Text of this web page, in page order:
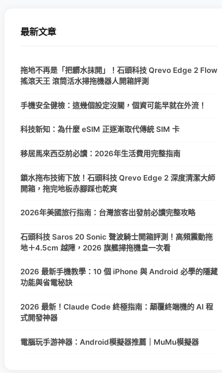
最新文章
拖地不再是「把髒水抹開」！石頭科技 Qrevo Edge 2 Flow
搖滾天王 滾筒活水掃拖機器人開箱評測
手機安全健檢：這幾個設定沒關，個資可能早就在外流！
科技新知：為什麼 eSIM 正逐漸取代傳統 SIM 卡
移居馬來西亞前必讀：2026年生活費用完整指南
鎖水拖布技術下放！石頭科技 Qrevo Edge 2 深度清潔大師
開箱，拖完地板赤腳踩也乾爽
2026年美國旅行指南：台灣旅客出發前必讀完整攻略
石頭科技 Saros 20 Sonic 聲波騎士開箱評測！高頻震動拖
地＋4.5cm 越障，2026 旗艦掃拖機皇一次看
2026 最新手機教學：10 個 iPhone 與 Android 必學的隱藏
功能與省電秘訣
2026 最新！Claude Code 終極指南：顛覆終端機的 AI 程
式開發神器
電腦玩手游神器：Android模擬器推薦｜MuMu模擬器